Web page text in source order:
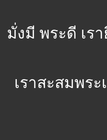
มั่งมี พระดี เร
เราสะสมพร